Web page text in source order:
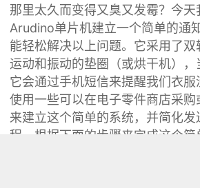
那里太久而变得又臭又发霉？今天
Arudino单片机建立一个简单的通
能轻松解决以上问题。它采用了双
运动和振动的垫圈（或烘干机）
它会通过手机短信来提醒我们衣
使用一些可以在电子零件商店采
来建立这个简单的系统，并简化发
程。根据下面的步骤来完成这个简